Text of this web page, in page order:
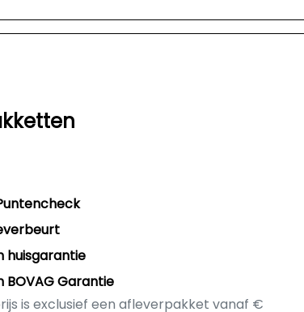
huisgarantie
BOVAG Garantie
is exclusief een afleverpakket vanaf €